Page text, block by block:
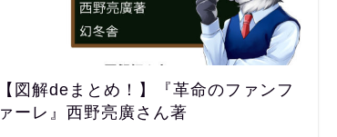
【図解deまとめ！】『革命のファンフ
ァーレ』西野亮廣さん著